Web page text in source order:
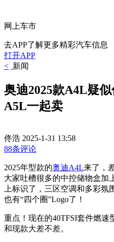
网上车市
去APP了解更多精彩汽车信息
打开APP
< 新闻
奥迪2025款A4L疑
A5L一起卖
佟浩 2025-1-31 13:58
88条评论
2025年型款的奥迪A4L来了，
大家吐槽很多的中控储物盒加
上标识了，三区空调和多彩氛
也有“四个圈”Logo了！
重点！现在的40TFSI套件燃速
和现款大差不差。